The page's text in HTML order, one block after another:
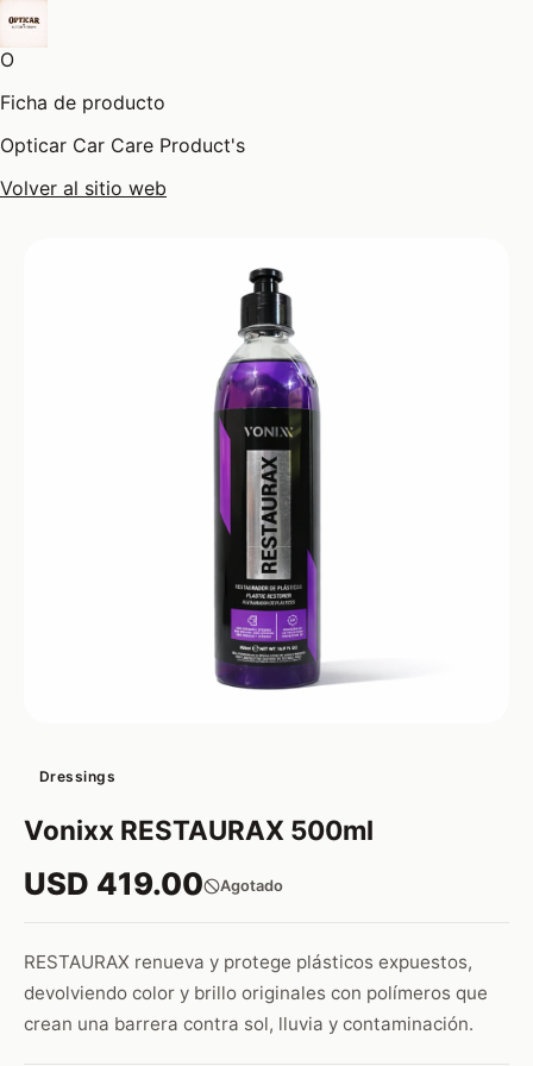
O
Ficha de producto
Opticar Car Care Product's
Volver al sitio web
Dressings
Vonixx RESTAURAX 500ml
USD 419.00 Agotado
RESTAURAX renueva y protege plásticos expuestos,
devolviendo color y brillo originales con polímeros que
crean una barrera contra sol, lluvia y contaminación.